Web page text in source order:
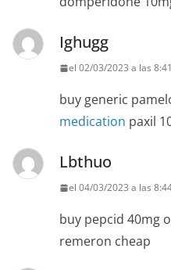
Ighugg
el 02/03/2023 a las
buy generic
medication paxil
Lbthuo
el 04/03/2023 a las
buy pepcid 40mg
remeron cheap